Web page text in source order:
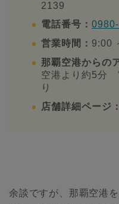
2139
電話番号：
営業時間： 9:00
那覇空港からの
空港より約5分
り
店舗詳細ページ：
余談ですが、那覇空港